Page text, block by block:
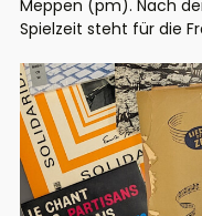
Meppen (pm). Nach
Spielzeit steht für die